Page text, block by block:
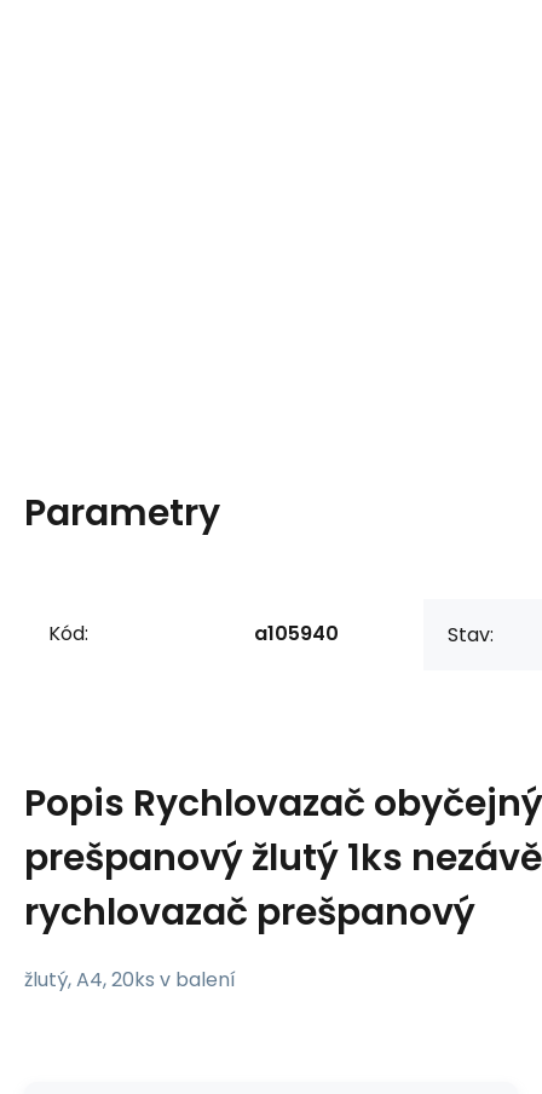
Parametry
Kód: a105940 Stav:
Popis Rychlovazač obyčejný
prešpanový žlutý 1ks
rychlovazač prešpanový
žlutý, A4, 20ks v balení